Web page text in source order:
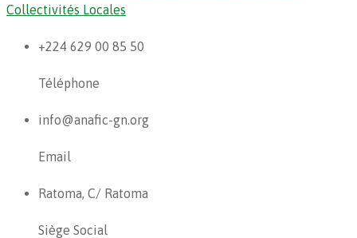
+224 629 00 85 50
Téléphone
info@anafic-gn.org
Email
Ratoma, C/ Ratoma
Siège Social